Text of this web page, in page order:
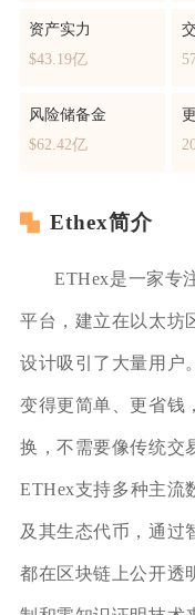
资产实力
$43.19亿
风险储备金
$62.42亿
Ethex简介
ETHex是一家专
平台，建立在以太坊
设计吸引了大量用户
变得更简单、更省钱
换，不需要像传统交
ETHex支持多种主流
及其生态代币，通过
都在区块链上公开透